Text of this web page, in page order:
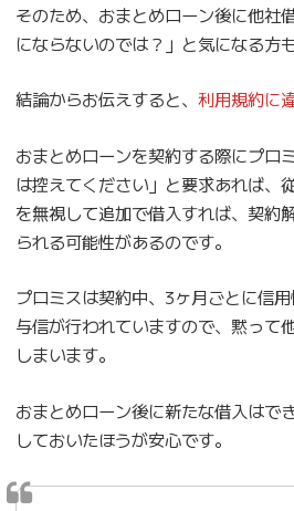
そのため、おまとめローン後に他社
にならないのでは？」と気になる方
結論からお伝えすると、 利用規約に
おまとめローンを契約する際にプロ
は控えてください」と要求あれば、
を無視して追加で借入すれば、契約
られる可能性があるのです。
プロミスは契約中、3ヶ月ごとに信
与信が行われていますので、黙って
しまいます。
おまとめローン後に新たな借入はで
しておいたほうが安心です。